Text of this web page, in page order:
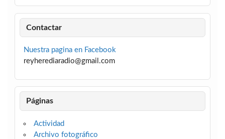
Contactar
Nuestra pagina en Facebook
reyherediaradio@gmail.com
Páginas
Actividad
Archivo fotográfico